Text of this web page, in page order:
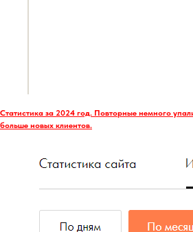
Статистика за 2024 год. Повторные немного
больше новых клиентов.